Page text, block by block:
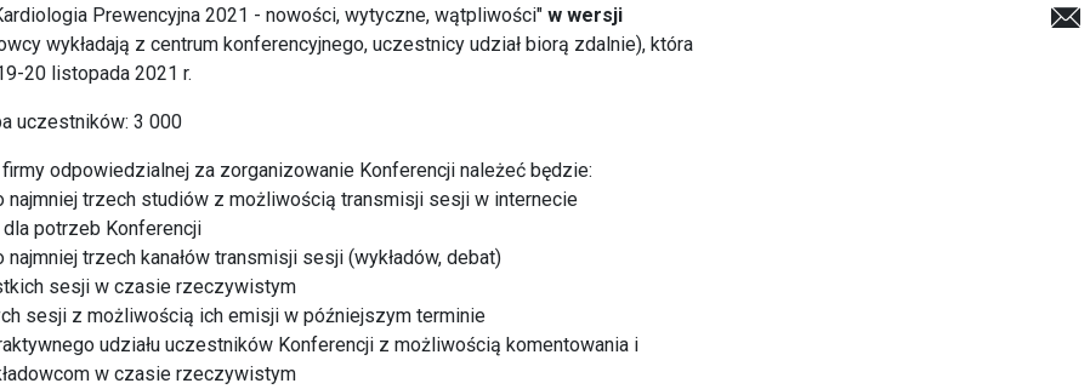
Prewencyjna 2021 - nowości, wytyczne, wątpliwości" w wersji
wykładają z centrum konferencyjnego, uczestnicy udział biorą zdalnie), która
20 listopada 2021 r.
uczestników: 3 000
firmy odpowiedzialnej za zorganizowanie Konferencji należeć będzie:
najmniej trzech studiów z możliwością transmisji sesji w internecie
dla potrzeb Konferencji
trzech kanałów transmisji sesji (wykładów, debat)
sesji w czasie rzeczywistym
sesji z możliwością ich emisji w późniejszym terminie
udziału uczestników Konferencji z możliwością komentowania i
w czasie rzeczywistym